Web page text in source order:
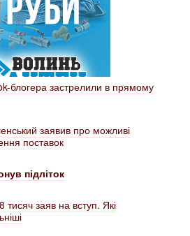
блогера застрелили в прямому
заявив про можливі
поставок
підліток
заяв на вступ. Які